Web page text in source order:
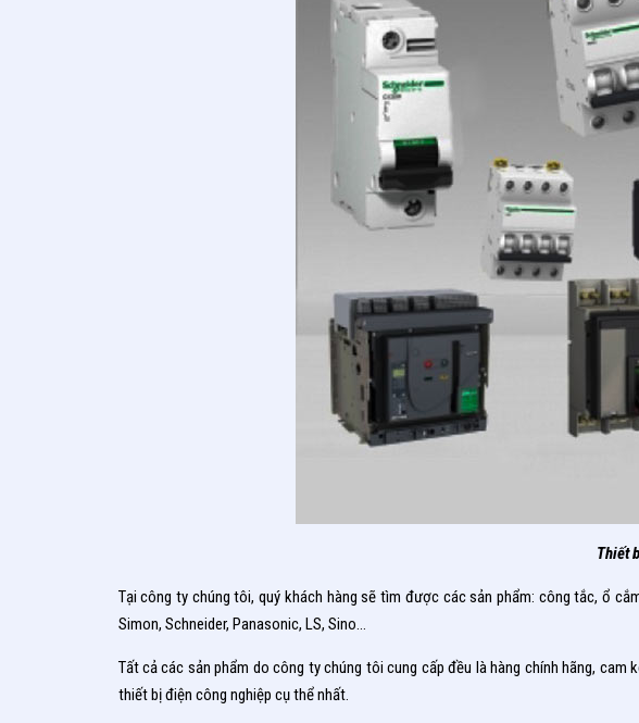
Thiết
Tại công ty chúng tôi, quý khách hàng sẽ tìm được các sản phẩm: công tắc, ổ
Simon, Schneider, Panasonic, LS, Sino…
Tất cả các sản phẩm do công ty chúng tôi cung cấp đều là hàng chính hãng,
thiết bị điện công nghiệp cụ thể nhất.